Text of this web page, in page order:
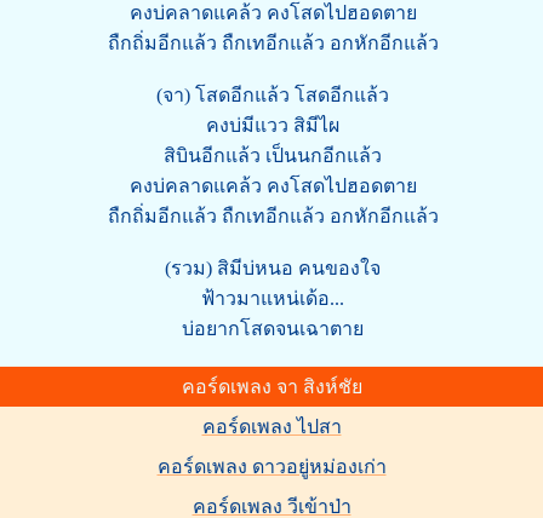
คงบ่คลาดแคล้ว คงโสดไปฮอดตาย
ถืกถิ่มอีกแล้ว ถืกเทอีกแล้ว อกหักอีกแล้ว
(จา) โสดอีกแล้ว โสดอีกแล้ว
คงบ่มีแวว สิมีไผ
สิบินอีกแล้ว เป็นนกอีกแล้ว
คงบ่คลาดแคล้ว คงโสดไปฮอดตาย
ถืกถิ่มอีกแล้ว ถืกเทอีกแล้ว อกหักอีกแล้ว
(รวม) สิมีบ่หนอ คนของใจ
ฟ้าวมาแหน่เด้อ...
บ่อยากโสดจนเฉาตาย
คอร์ดเพลง จา สิงห์ชัย
คอร์ดเพลง ไปสา
คอร์ดเพลง ดาวอยู่หม่องเก่า
คอร์ดเพลง วีเข้าป่า